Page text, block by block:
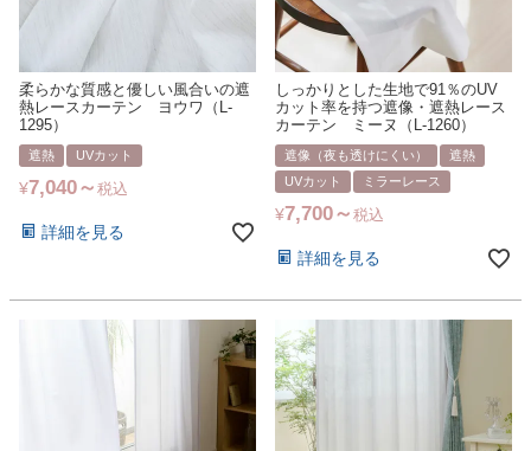
柔らかな質感と優しい風合いの遮
熱レースカーテン ヨウワ（L-
1295）
遮熱 UVカット
¥7,040 税込
詳細を見る
しっかりとした生地で91％のUV
カット率を持つ遮像・遮熱レース
カーテン ミーヌ（L-1260）
遮像（夜も透けにくい）
遮熱
UVカット
ミラーレース
¥7,700 税込
詳細を見る